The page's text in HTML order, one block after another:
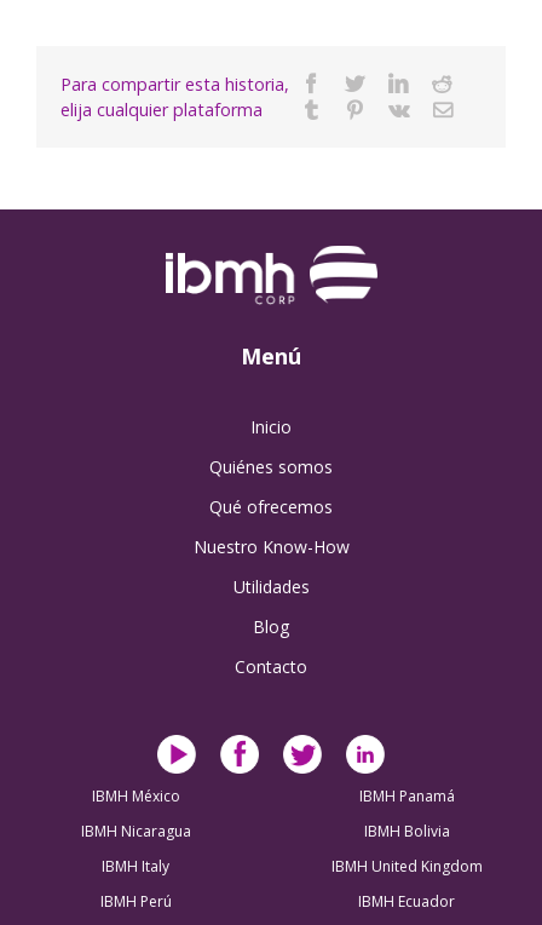
Para compartir esta historia,
elija cualquier plataforma
Facebook
TwitterLinkedinReddit
TumblrPinterest
Vk Email
Menú
Inicio
Quiénes somos
Qué ofrecemos
Nuestro Know-How
Utilidades
Blog
Contacto
IBMH México
IBMH Panamá
IBMH Nicaragua
IBMH Bolivia
IBMH Italy
IBMH United Kingdom
IBMH Perú
IBMH Ecuador